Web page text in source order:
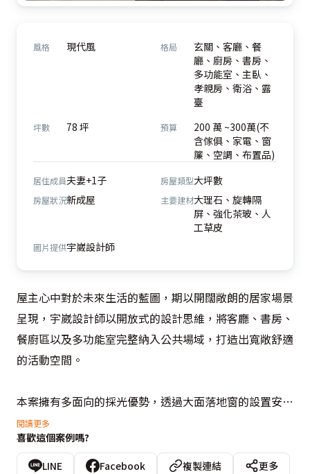
風格 現代風 格局
玄關、客廳、餐
廳、廚房、書房、
多功能室、主臥、
孝親房、衛浴、露
臺
坪數 78 坪 預算
200 萬 ~300萬(不
含傢俱、家電、窗
簾、空調、布置品)
居住成員夫妻+1子 房屋類型大坪數
房屋狀況新成屋 主要建材大理石、旋轉隔
屏、強化茶玻、人
工草皮
圖片提供宇崴設計師
屋主心中對於未來生活的藍圖，期以開闊敞朗的居家場景
呈現，宇崴設計師以開放式的設計思維，將客廳、書房、
餐廚區以及多功能室完整納入公共場域，打造出寬敞舒適
的活動空間。
本案擁有多面向的採光優勢，透過大面落地窗的設置安
排，引入豐沛的自然陽光，於純淨淡雅的空間基調中，營
造出通透敞亮的舒心氛圍，更規劃了綠意盎然的室外露
臺，鋪上可假以亂真的人工草皮，種植美麗植栽，構築一
閱讀更多
喜歡這個案例嗎?
LINE Facebook 複製連結
更多